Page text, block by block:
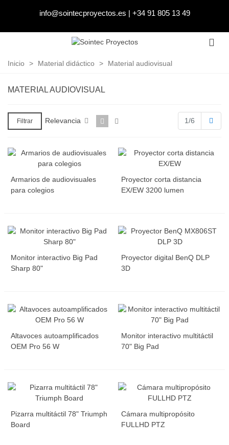
info@sointecproyectos.es | +34 91 805 13 49
Inicio > Material didáctico > Material audiovisual
MATERIAL AUDIOVISUAL
Filtrar Relevancia 1/6
Armarios de audiovisuales
para colegios
Proyector corta distancia
EX/EW 3200 lumen
Monitor interactivo Big Pad
Sharp 80"
Proyector digital BenQ DLP
3D
Altavoces autoamplificados
OEM Pro 56 W
Monitor interactivo multitáctil
70" Big Pad
Pizarra multitáctil 78" Triumph
Board
Cámara multipropósito
FULLHD PTZ